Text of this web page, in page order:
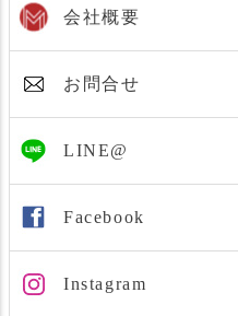
会社概要
お問合せ
LINE@
Facebook
Instagram